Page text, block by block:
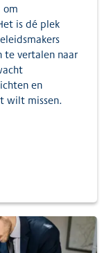
om
is dé plek
te vertalen naar
en
wilt missen.